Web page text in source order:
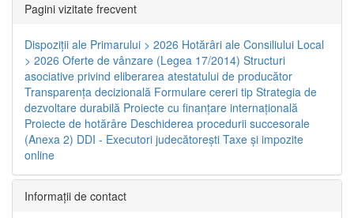
Pagini vizitate frecvent
Dispoziţii ale Primarului > 2026 Hotărâri ale Consiliului Local
> 2026 Oferte de vânzare (Legea 17/2014) Structuri
asociative privind eliberarea atestatului de producător
Transparenţa decizională Formulare cereri tip Strategia de
dezvoltare durabilă Proiecte cu finanţare internaţională
Proiecte de hotărâre Deschiderea procedurii succesorale
(Anexa 2) DDI - Executori judecătorești Taxe şi impozite
online
Informaţii de contact